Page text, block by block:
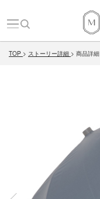
TOP ストーリー詳細 商品詳細